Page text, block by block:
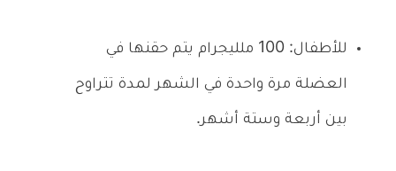
للأطفال: 100 ملليجرام يتم حقنها في
العضلة مرة واحدة في الشهر لمدة تتراوح
بين أربعة وستة أشهر.